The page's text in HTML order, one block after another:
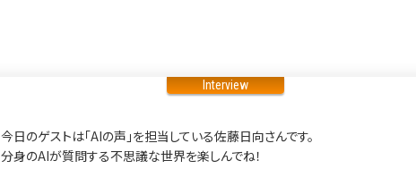
Interview
今日のゲストは｢AIの声｣を担当している佐藤日向さんです。
分身のAIが質問する不思議な世界を楽しんでね！